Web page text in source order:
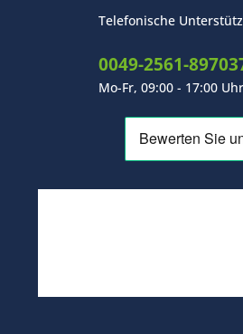
Telefonische
0049-2561-
Mo-Fr, 09:00 - 17:00 Uhr